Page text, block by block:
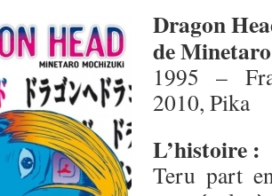
Dragon
de
1995 –
2010, Pika
L’histoire :
Teru part